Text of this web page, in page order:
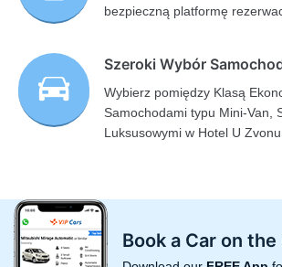
bezpieczną platformę
Szeroki Wybór
Wybierz pomiędzy Klasą
Samochodami typu Mini-Van,
Luksusowymi w Hotel U Zvonu
Book a Car on the